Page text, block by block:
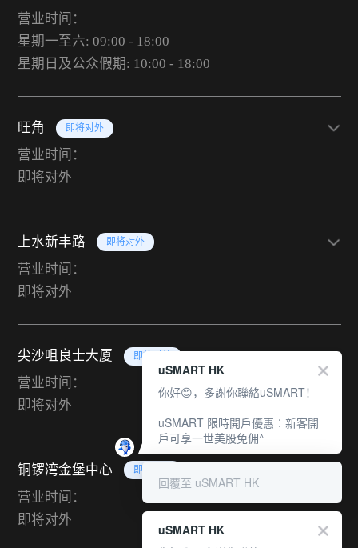
营业时间：
星期一至六: 09:00 - 18:00
星期日及公众假期: 10:00 - 18:00
旺角 即将对外
营业时间：
即将对外
上水新丰路 即将对外
营业时间：
即将对外
尖沙咀良士大厦 即将对外
营业时间：
即将对外
铜锣湾金堡中心 即将对外
营业时间：
即将对外
uSMART HK
你好😊，多謝你聯絡uSMART！
uSMART 限時開戶優惠︰新客開
戶可享一世美股免佣^
回覆至 uSMART HK
uSMART HK